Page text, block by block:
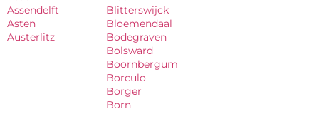
Assendelft
Asten
Austerlitz
Blitterswijck
Bloemendaal
Bodegraven
Bolsward
Boornbergum
Borculo
Borger
Born